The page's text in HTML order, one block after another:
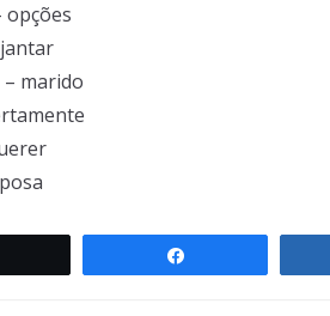
opções
marido